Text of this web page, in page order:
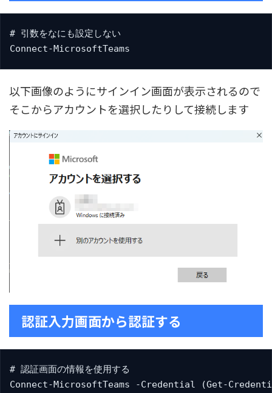
# 引数をなにも設定しない
Connect-MicrosoftTeams
以下画像のようにサインイン画面が表示されるので
そこからアカウントを選択したりして接続します
認証入力画面から認証する
# 認証画面の情報を使用する
Connect-MicrosoftTeams -Credential (Get-